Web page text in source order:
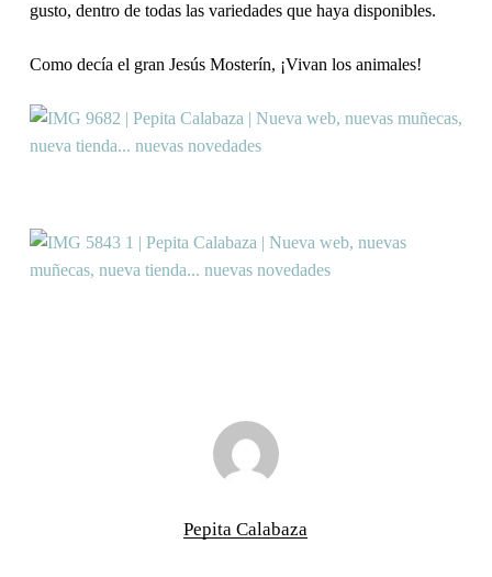
gusto, dentro de todas las variedades que haya disponibles.
Como decía el gran Jesús Mosterín, ¡Vivan los animales!
Pepita Calabaza